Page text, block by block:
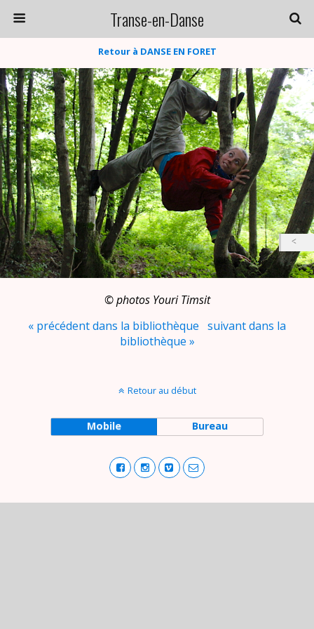
Transe-en-Danse
Retour à DANSE EN FORET
©‎ photos Youri Timsit
« précédent dans la bibliothèque suivant dans la
bibliothèque »
Retour au début
Mobile Bureau